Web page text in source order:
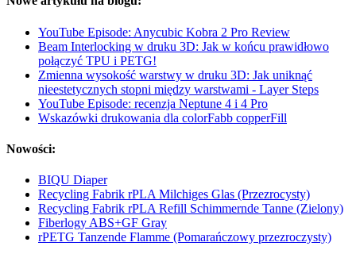
YouTube Episode: Anycubic Kobra 2 Pro Review
Beam Interlocking w druku 3D: Jak w końcu prawidłowo
połączyć TPU i PETG!
Zmienna wysokość warstwy w druku 3D: Jak uniknąć
nieestetycznych stopni między warstwami - Layer Steps
YouTube Episode: recenzja Neptune 4 i 4 Pro
Wskazówki drukowania dla colorFabb copperFill
Nowości:
BIQU Diaper
Recycling Fabrik rPLA Milchiges Glas (Przezrocysty)
Recycling Fabrik rPLA Refill Schimmernde Tanne (Zielony)
Fiberlogy ABS+GF Gray
rPETG Tanzende Flamme (Pomarańczowy przezroczysty)